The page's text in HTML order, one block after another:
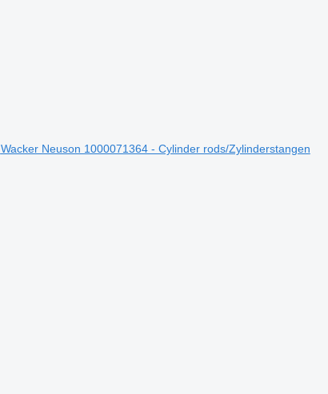
Wacker Neuson 1000071364 - Cylinder rods/Zylinderstangen